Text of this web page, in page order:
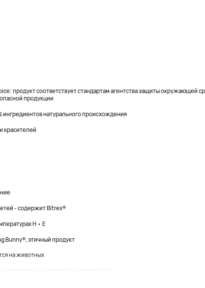
продукт соответствует стандартам агентства защиты окружающей
продукции
натурального происхождения
красителей
- содержит Bitrex®
H • E
Bunny®, этичный продукт
на животных
стиральным порошком...